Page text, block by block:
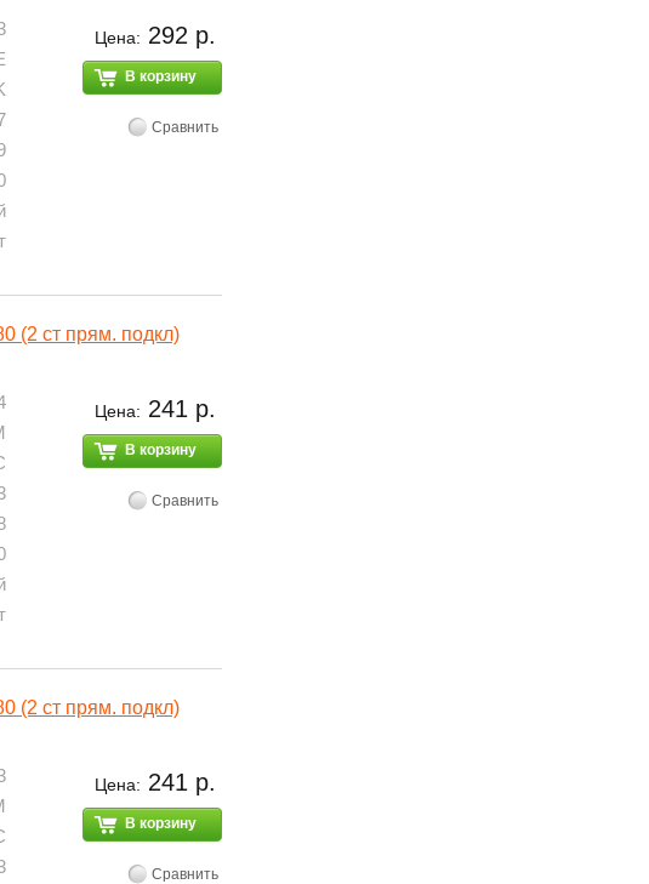
Цена: 292 р.
В корзину
Сравнить
(2 ст прям. подкл)
Цена: 241 р.
В корзину
Сравнить
(2 ст прям. подкл)
Цена: 241 р.
В корзину
Сравнить